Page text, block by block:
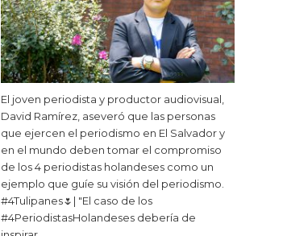
El joven periodista y productor audiovisual,
David Ramírez, aseveró que las personas
que ejercen el periodismo en El Salvador y
en el mundo deben tomar el compromiso
de los 4 periodistas holandeses como un
ejemplo que guíe su visión del periodismo.
#4Tulipanes🌷| "El caso de los
#4PeriodistasHolandeses debería de